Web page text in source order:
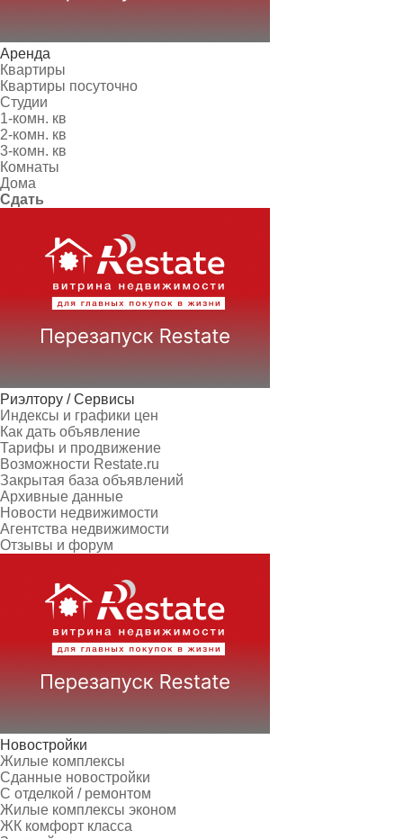
Аренда
Квартиры
Квартиры посуточно
Студии
1-комн. кв
2-комн. кв
3-комн. кв
Комнаты
Дома
Сдать
Риэлтору / Сервисы
Индексы и графики цен
Как дать объявление
Тарифы и продвижение
Возможности Restate.ru
Закрытая база объявлений
Архивные данные
Новости недвижимости
Агентства недвижимости
Отзывы и форум
Новостройки
Жилые комплексы
Сданные новостройки
С отделкой / ремонтом
Жилые комплексы эконом
ЖК комфорт класса